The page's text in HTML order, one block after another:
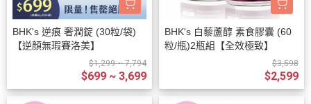
BHK's 逆痕 奢潤錠 (30粒/袋)
【逆顏無瑕賽洛美】
$1,299 ~ 7,794
$699 ~ 3,699
BHK's 白藜蘆醇 素食膠囊 (60
粒/瓶)2瓶組【全效極致】
$3,598
$2,599